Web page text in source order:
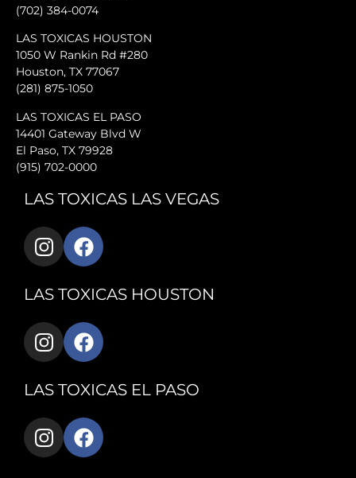
(702) 384-0074
LAS TOXICAS HOUSTON
1050 W Rankin Rd #280
Houston, TX 77067
(281) 875-1050
LAS TOXICAS EL PASO
14401 Gateway Blvd W
El Paso, TX 79928
(915) 702-0000
LAS TOXICAS LAS VEGAS
LAS TOXICAS HOUSTON
LAS TOXICAS EL PASO